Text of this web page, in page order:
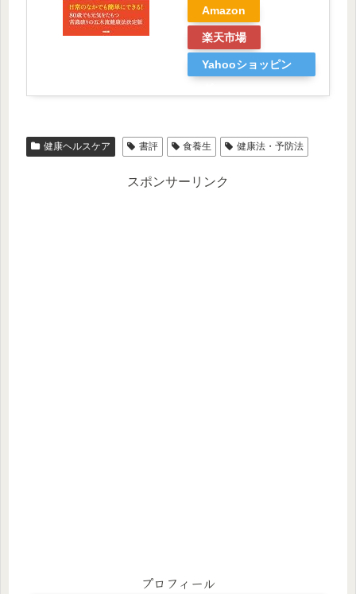
Amazon
楽天市場
Yahooショッピン
健康ヘルスケア 書評 食養生 健康法・予防法
スポンサーリンク
プロフィール